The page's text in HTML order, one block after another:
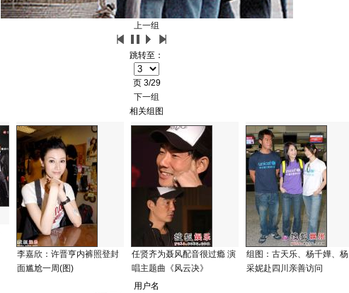
上一组
跳转至：
页 3/29
下一组
相关组图
李嘉欣：许晋亨内裤照登封
面尴尬一周(图)
任贤齐为聂风配音很过瘾 演
唱主题曲《风云决》
组图：古天乐、杨千嬅、杨
采妮赴四川亲善访问
用户名